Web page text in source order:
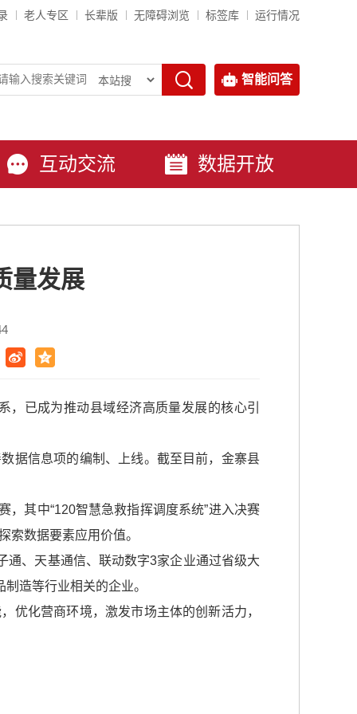
老人专区 长辈版 无障碍浏览 标签库 运行情况
智能问答
互动交流 数据开放
量发展
已成为推动县域经济高质量发展的核心引
据信息项的编制、上线。截至目前，金寨县
其中“120智慧急救指挥调度系统”进入决赛
索数据要素应用价值。
通、天基通信、联动数字3家企业通过省级大
造等行业相关的企业。
优化营商环境，激发市场主体的创新活力，